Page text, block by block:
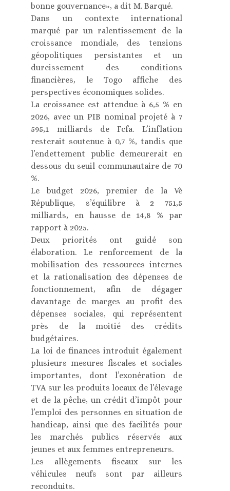
bonne gouvernance», a dit M. Barqué.
Dans un contexte international
marqué par un ralentissement de la
croissance mondiale, des tensions
géopolitiques persistantes et un
durcissement des conditions
financières, le Togo affiche des
perspectives économiques solides.
La croissance est attendue à 6,5 % en
2026, avec un PIB nominal projeté à 7
595,1 milliards de Fcfa. L’inflation
resterait soutenue à 0,7 %, tandis que
l’endettement public demeurerait en
dessous du seuil communautaire de 70
%.
Le budget 2026, premier de la Vè
République, s’équilibre à 2 751,5
milliards, en hausse de 14,8 % par
rapport à 2025.
Deux priorités ont guidé son
élaboration. Le renforcement de la
mobilisation des ressources internes
et la rationalisation des dépenses de
fonctionnement, afin de dégager
davantage de marges au profit des
dépenses sociales, qui représentent
près de la moitié des crédits
budgétaires.
La loi de finances introduit également
plusieurs mesures fiscales et sociales
importantes, dont l’exonération de
TVA sur les produits locaux de l’élevage
et de la pêche, un crédit d’impôt pour
l’emploi des personnes en situation de
handicap, ainsi que des facilités pour
les marchés publics réservés aux
jeunes et aux femmes entrepreneurs.
Les allègements fiscaux sur les
véhicules neufs sont par ailleurs
reconduits.